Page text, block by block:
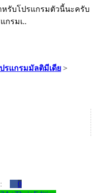
ำหรับโปรแกรมตัวนี้นะครับ
กรมเ..
รแกรมมัลติมีเดีย >
0